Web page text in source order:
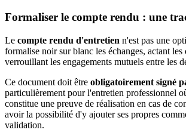
Formaliser le compte rendu : une
Le compte rendu d'entretien n'est pas une
formalise noir sur blanc les échanges, actant les
verrouillant les engagements mutuels entre les
Ce document doit être obligatoirement signé
particulièrement pour l'entretien professionnel
constitue une preuve de réalisation en cas de
avoir la possibilité d'y ajouter ses propres
validation.